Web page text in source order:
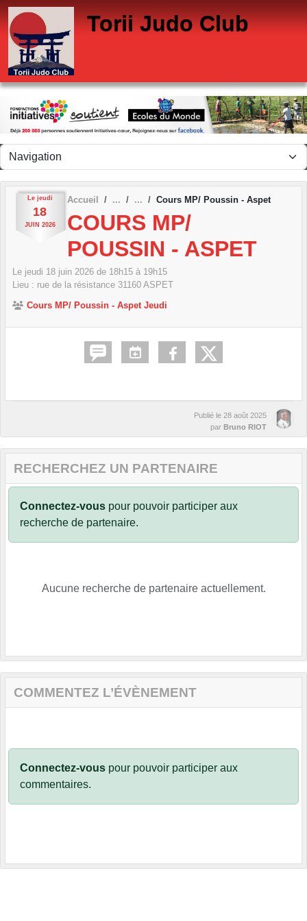
Torii Judo Club
Le jeudi
18
JUIN 2026
Accueil Cours MP/ Poussin - Aspet
COURS MP/
POUSSIN - ASPET
Le jeudi 18 juin 2026 de 18h15 à 19h15
Lieu : rue de la résistance 31160 ASPET
Cours MP/ Poussin - Aspet Jeudi
Publié le 28 août 2025
par Bruno RIOT
RECHERCHEZ UN PARTENAIRE
Connectez-vous pour pouvoir participer aux
recherche de partenaire.
Aucune recherche de partenaire actuellement.
COMMENTEZ L’ÉVÈNEMENT
Connectez-vous pour pouvoir participer aux
commentaires.
Panneau de gestion des cookies